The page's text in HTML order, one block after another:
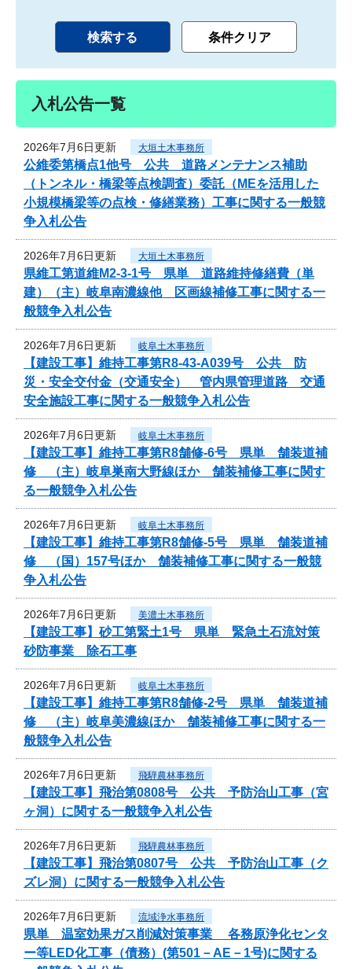
入札公告一覧
2026年7月6日更新 大垣土木事務所
公維委第橋点1他号 公共 道路メンテナンス補助
（トンネル・橋梁等点検調査）委託（MEを活用した
小規模橋梁等の点検・修繕業務）工事に関する一般競
争入札公告
2026年7月6日更新 大垣土木事務所
県維工第道維M2-3-1号 県単 道路維持修繕費（単
建）（主）岐阜南濃線他 区画線補修工事に関する一
般競争入札公告
2026年7月6日更新 岐阜土木事務所
【建設工事】維持工事第R8-43-A039号 公共 防
災・安全交付金（交通安全） 管内県管理道路 交通
安全施設工事に関する一般競争入札公告
2026年7月6日更新 岐阜土木事務所
【建設工事】維持工事第R8舗修-6号 県単 舗装道補
修 （主）岐阜巣南大野線ほか 舗装補修工事に関す
る一般競争入札公告
2026年7月6日更新 岐阜土木事務所
【建設工事】維持工事第R8舗修-5号 県単 舗装道補
修 （国）157号ほか 舗装補修工事に関する一般競
争入札公告
2026年7月6日更新 美濃土木事務所
【建設工事】砂工第緊土1号 県単 緊急土石流対策
砂防事業 除石工事
2026年7月6日更新 岐阜土木事務所
【建設工事】維持工事第R8舗修-2号 県単 舗装道補
修 （主）岐阜美濃線ほか 舗装補修工事に関する一
般競争入札公告
2026年7月6日更新 飛騨農林事務所
【建設工事】飛治第0808号 公共 予防治山工事（宮
ヶ洞）に関する一般競争入札公告
2026年7月6日更新 飛騨農林事務所
【建設工事】飛治第0807号 公共 予防治山工事（ク
ズレ洞）に関する一般競争入札公告
2026年7月6日更新 流域浄水事務所
県単 温室効果ガス削減対策事業 各務原浄化センタ
ー等LED化工事（債務）(第501－AE－1号)に関する